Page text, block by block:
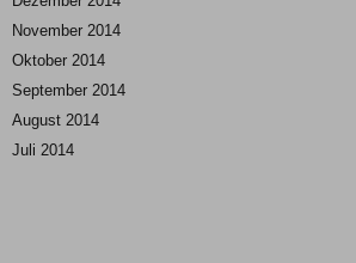
November 2014
Oktober 2014
September 2014
August 2014
Juli 2014